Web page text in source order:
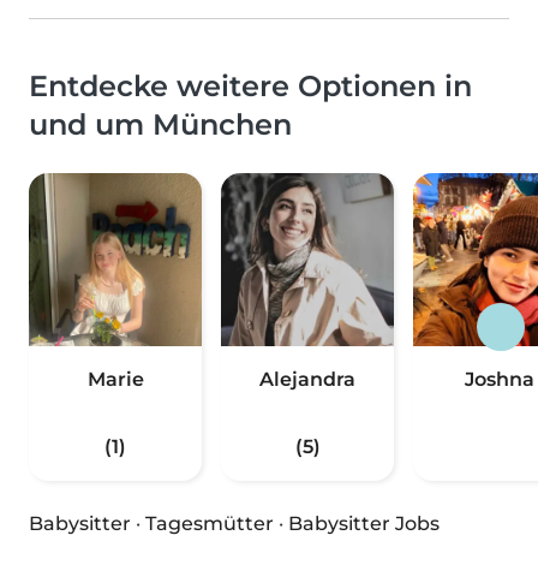
Entdecke weitere Optionen in
und um München
Marie
(1)
Alejandra
(5)
Joshna
Babysitter · Tagesmütter · Babysitter Jobs